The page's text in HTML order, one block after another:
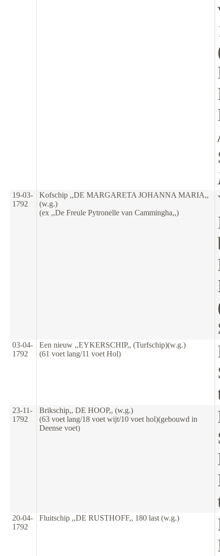
19-03-
1792
Kofschip ,,DE MARGARETA JOHANNA MARIA,,
(w.g.)
(ex ,,De Freule Pytronelle van Cammingha,,)
03-04-
1792
Een nieuw ,,EYKERSCHIP,, (Turfschip)(w.g.)
(61 voet lang/11 voet Hol)
23-11-
1792
Brikschip,, DE HOOP,, (w.g.)
(63 voet lang/18 voet wijt/10 voet hol)(gebouwd in
Deense voet)
20-04-
1792
Fluitschip ,,DE RUSTHOFF,, 180 last (w.g.)